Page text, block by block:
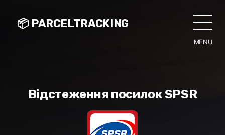
MENU
📦 PARCELTRACKING
Відстеження посилок SPSR